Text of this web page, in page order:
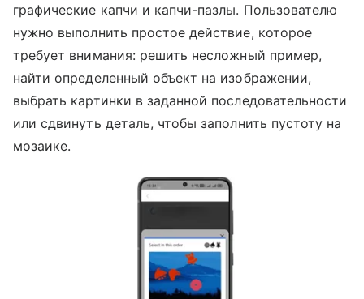
графические капчи и капчи-пазлы. Пользователю
нужно выполнить простое действие, которое
требует внимания: решить несложный пример,
найти определенный объект на изображении,
выбрать картинки в заданной последовательности
или сдвинуть деталь, чтобы заполнить пустоту на
мозаике.